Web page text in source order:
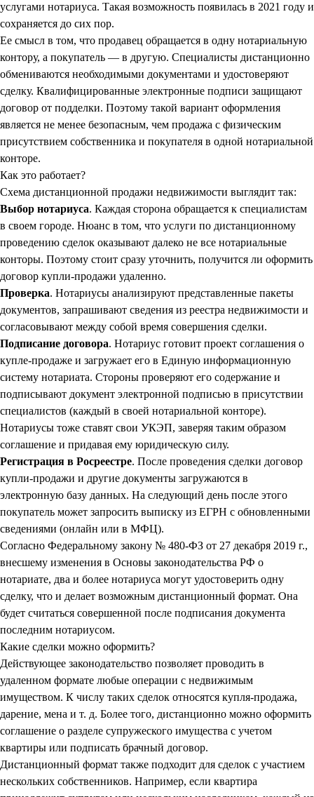
услугами нотариуса. Такая возможность появилась в 2021 году и
сохраняется до сих пор.
Ее смысл в том, что продавец обращается в одну нотариальную
контору, а покупатель — в другую. Специалисты дистанционно
обмениваются необходимыми документами и удостоверяют
сделку. Квалифицированные электронные подписи защищают
договор от подделки. Поэтому такой вариант оформления
является не менее безопасным, чем продажа с физическим
присутствием собственника и покупателя в одной нотариальной
конторе.
Как это работает?
Схема дистанционной продажи недвижимости выглядит так:
Выбор нотариуса. Каждая сторона обращается к специалистам
в своем городе. Нюанс в том, что услуги по дистанционному
проведению сделок оказывают далеко не все нотариальные
конторы. Поэтому стоит сразу уточнить, получится ли оформить
договор купли-продажи удаленно.
Проверка. Нотариусы анализируют представленные пакеты
документов, запрашивают сведения из реестра недвижимости и
согласовывают между собой время совершения сделки.
Подписание договора. Нотариус готовит проект соглашения о
купле-продаже и загружает его в Единую информационную
систему нотариата. Стороны проверяют его содержание и
подписывают документ электронной подписью в присутствии
специалистов (каждый в своей нотариальной конторе).
Нотариусы тоже ставят свои УКЭП, заверяя таким образом
соглашение и придавая ему юридическую силу.
Регистрация в Росреестре. После проведения сделки договор
купли-продажи и другие документы загружаются в
электронную базу данных. На следующий день после этого
покупатель может запросить выписку из ЕГРН с обновленными
сведениями (онлайн или в МФЦ).
Согласно Федеральному закону № 480-ФЗ от 27 декабря 2019 г.,
внесшему изменения в Основы законодательства РФ о
нотариате, два и более нотариуса могут удостоверить одну
сделку, что и делает возможным дистанционный формат. Она
будет считаться совершенной после подписания документа
последним нотариусом.
Какие сделки можно оформить?
Действующее законодательство позволяет проводить в
удаленном формате любые операции с недвижимым
имуществом. К числу таких сделок относятся купля-продажа,
дарение, мена и т. д. Более того, дистанционно можно оформить
соглашение о разделе супружеского имущества с учетом
квартиры или подписать брачный договор.
Дистанционный формат также подходит для сделок с участием
нескольких собственников. Например, если квартира